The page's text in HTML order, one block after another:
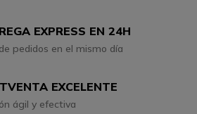
EXPRESS EN 24H
pedidos en el mismo día
EXCELENTE
ágil y efectiva